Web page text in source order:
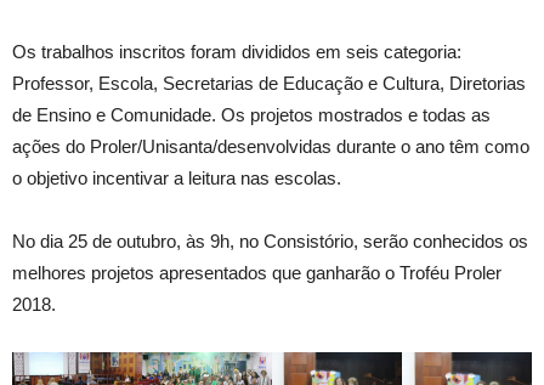
Os trabalhos inscritos foram divididos em seis categoria:
Professor, Escola, Secretarias de Educação e Cultura, Diretorias
de Ensino e Comunidade. Os projetos mostrados e todas as
ações do Proler/Unisanta/desenvolvidas durante o ano têm como
o objetivo incentivar a leitura nas escolas.
No dia 25 de outubro, às 9h, no Consistório, serão conhecidos os
melhores projetos apresentados que ganharão o Troféu Proler
2018.